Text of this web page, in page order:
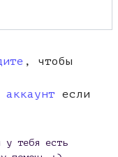
, чтобы
аккаунт если
у тебя есть